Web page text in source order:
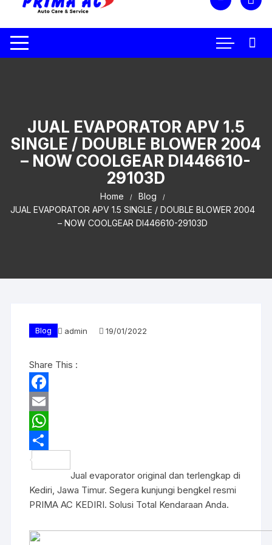
JUAL EVAPORATOR APV 1.5
SINGLE / DOUBLE BLOWER 2004
– NOW COOLGEAR DI446610-
29103D
Home
Blog
JUAL EVAPORATOR APV 1.5 SINGLE / DOUBLE BLOWER 2004
– NOW COOLGEAR DI446610-29103D
Blog admin 19/01/2022
Share This :
F
a
c
e
o
k
E
m
a
l
W
h
t
A
h
a
Jual evaporator original dan terlengkap di
Kediri, Jawa Timur. Segera kunjungi bengkel resmi
PRIMA AC KEDIRI. Solusi Total Kendaraan Anda.